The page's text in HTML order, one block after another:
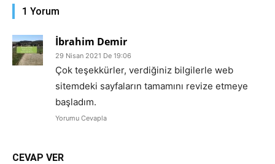
1 Yorum
İbrahim Demir
29 Nisan 2021 De 19:06
Çok teşekkürler, verdiğiniz bilgilerle web
sitemdeki sayfaların tamamını revize etmeye
başladım.
Yorumu Cevapla
CEVAP VER